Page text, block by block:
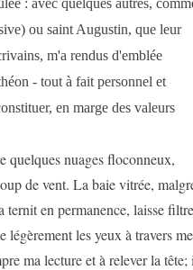
: avec quelques autres,
ou saint Augustin, que leur
m'a rendus d'emblée
- tout à fait personnel et
en marge des valeurs
quelques nuages floconneux,
de vent. La baie vitrée,
ternit en permanence, laisse
les yeux à travers
ma lecture et à relever la tête;